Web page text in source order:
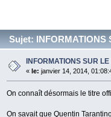
Sujet: INFORMATIONS
INFORMATIONS SUR
« le: janvier 14, 2014,
On connaît désormais le titre
On savait que Quentin